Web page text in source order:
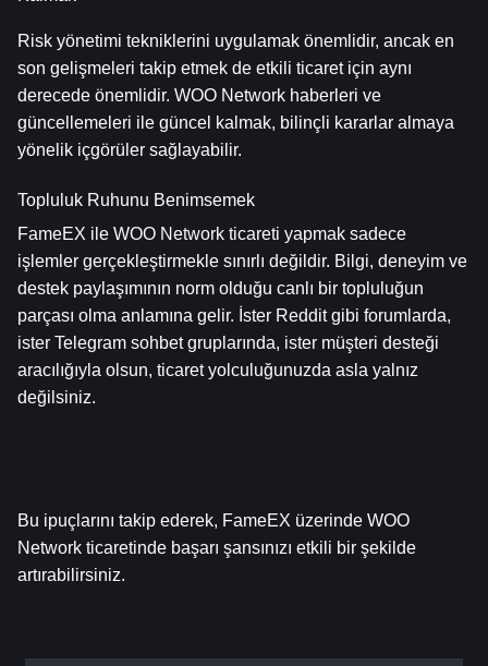
Risk yönetimi tekniklerini uygulamak önemlidir, ancak en
son gelişmeleri takip etmek de etkili ticaret için aynı
derecede önemlidir. WOO Network haberleri ve
güncellemeleri ile güncel kalmak, bilinçli kararlar almaya
yönelik içgörüler sağlayabilir.
Topluluk Ruhunu Benimsemek
FameEX ile WOO Network ticareti yapmak sadece
işlemler gerçekleştirmekle sınırlı değildir. Bilgi, deneyim ve
destek paylaşımının norm olduğu canlı bir topluluğun
parçası olma anlamına gelir. İster Reddit gibi forumlarda,
ister Telegram sohbet gruplarında, ister müşteri desteği
aracılığıyla olsun, ticaret yolculuğunuzda asla yalnız
değilsiniz.
Bu ipuçlarını takip ederek, FameEX üzerinde WOO
Network ticaretinde başarı şansınızı etkili bir şekilde
artırabilirsiniz.